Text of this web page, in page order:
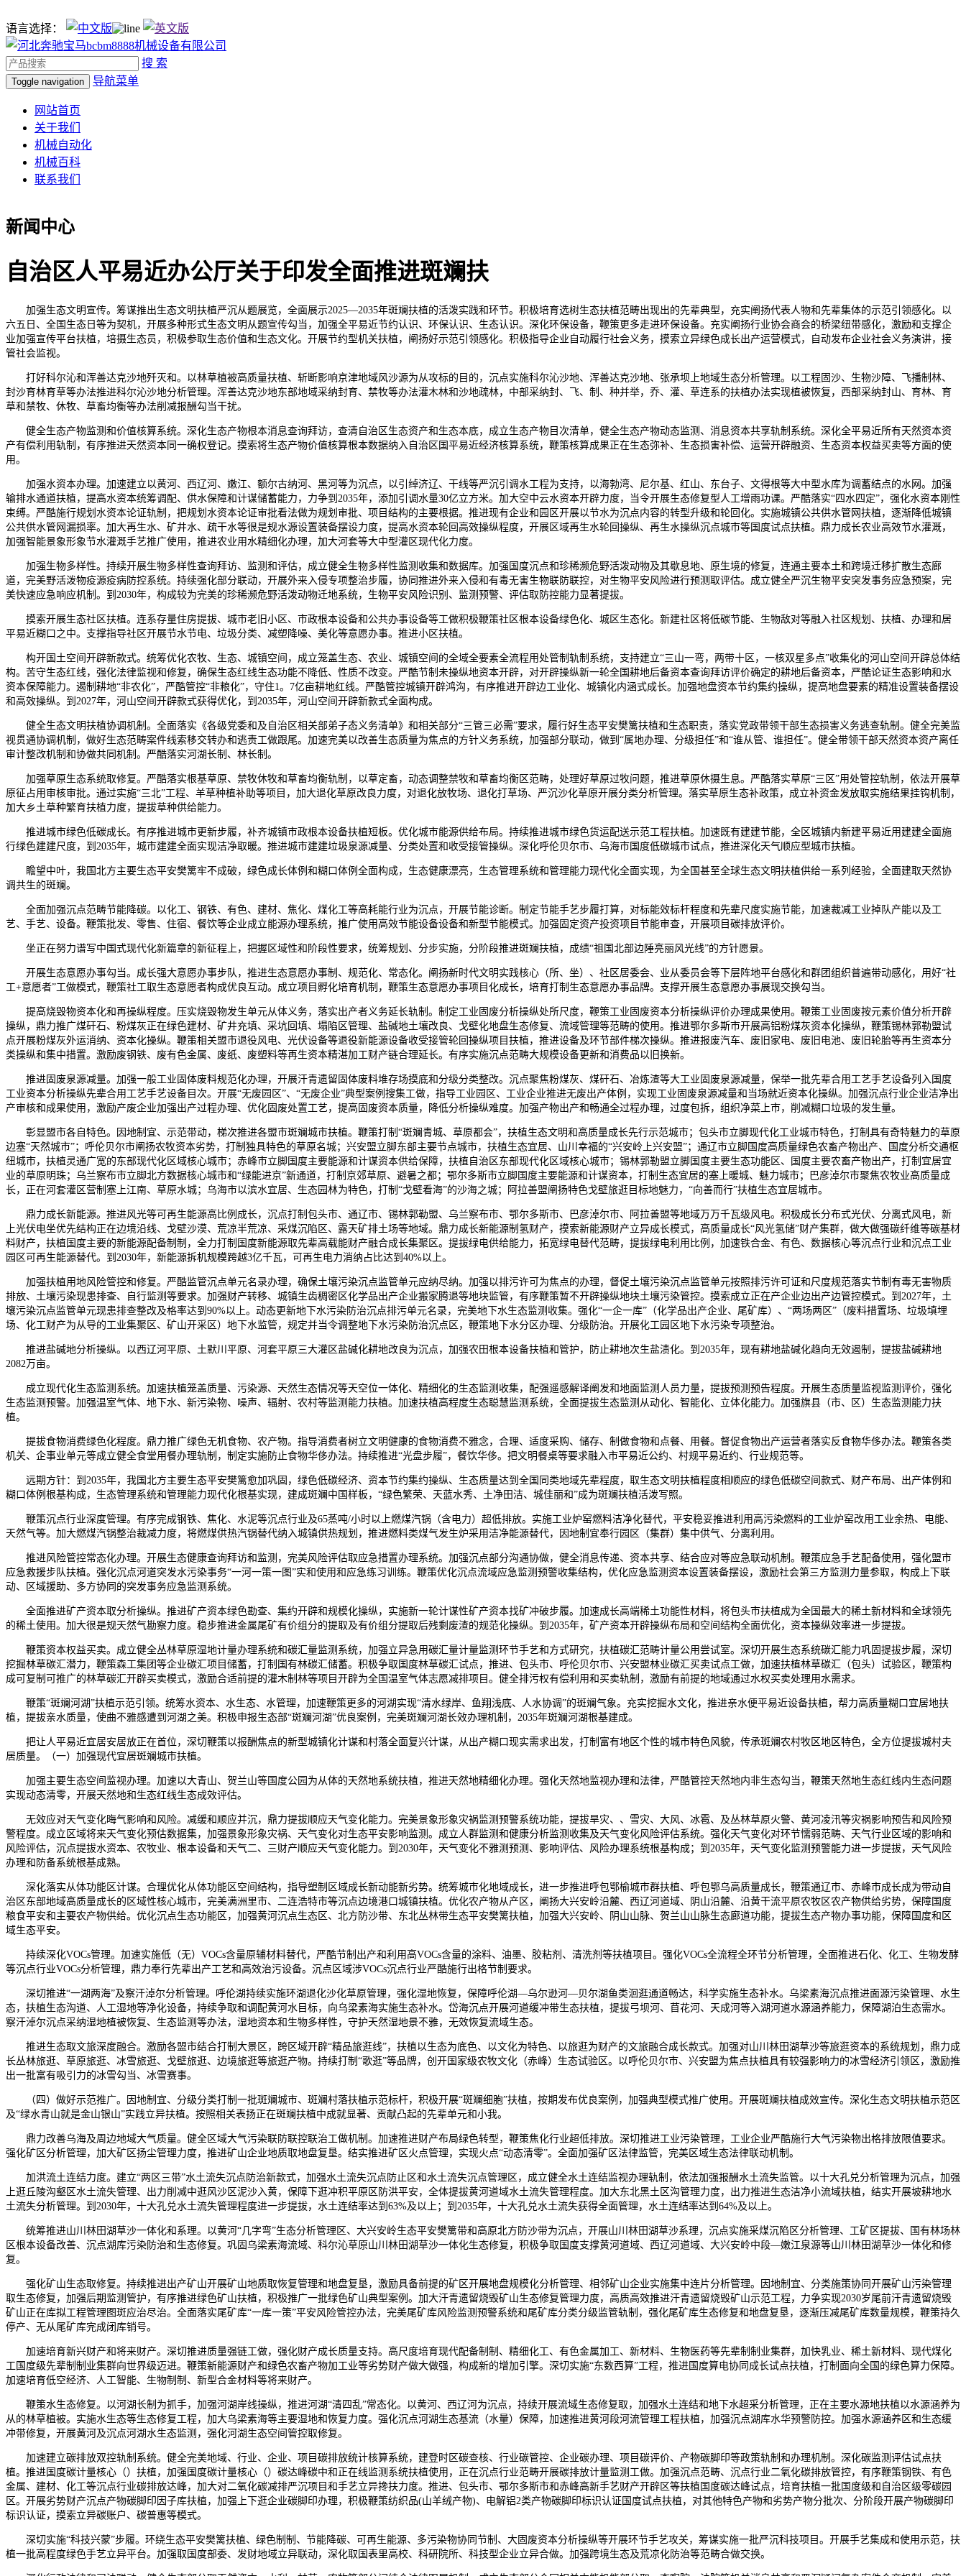
语言选择：
搜 索
Toggle navigation 导航菜单
网站首页
关于我们
机械自动化
机械百科
联系我们
新闻中心
自治区人平易近办公厅关于印发全面推进斑斓扶
加强生态文明宣传。筹谋推出生态文明扶植严沉从题展览，全面展示2025—2035年斑斓扶植的活泼实践和环节。积极培育选树生态扶植范畴出现出的先辈典型，充实阐扬代表人物和先辈集体的示范引领感化。以
六五日、全国生态日等为契机，开展多种形式生态文明从题宣传勾当，加强全平易近节约认识、环保认识、生态认识。深化环保设备，鞭策更多走进环保设备。充实阐扬行业协会商会的桥梁纽带感化，激励和支撑企
业加强宣传平台扶植，培摄生态员，积极参取生态价值和生态文化。开展节约型机关扶植，阐扬好示范引领感化。积极指导企业自动履行社会义务，摸索立异绿色成长出产运营模式，自动发布企业社会义务演讲，接
管社会监视。
打好科尔沁和浑善达克沙地歼灭和。以林草植被高质量扶植、斩断影响京津地域风沙源为从攻标的目的，沉点实施科尔沁沙地、浑善达克沙地、张承坝上地域生态分析管理。以工程固沙、生物沙障、飞播制林、
封沙育林育草等办法推进科尔沁沙地分析管理。浑善达克沙地东部地域采纳封育、禁牧等办法灌木林和沙地疏林，中部采纳封、飞、制、种并举，乔、灌、草连系的扶植办法实现植被恢复，西部采纳封山、育林、育
草和禁牧、休牧、草畜均衡等办法削减报酬勾当干扰。
健全生态产物监测和价值核算系统。深化生态产物根本消息查询拜访，查清自治区生态资产和生态本底，成立生态产物目次清单，健全生态产物动态监测、消息资本共享轨制系统。深化全平易近所有天然资本资
产有偿利用轨制，有序推进天然资本同一确权登记。摸索将生态产物价值核算根本数据纳入自治区国平易近经济核算系统，鞭策核算成果正在生态弥补、生态损害补偿、运营开辟融资、生态资本权益买卖等方面的使
用。
加强水资本办理。加速建立以黄河、西辽河、嫩江、额尔古纳河、黑河等为沉点，以引绰济辽、干线等严沉引调水工程为支持，以海勃湾、尼尔基、红山、东台子、文得根等大中型水库为调蓄结点的水网。加强
输排水通道扶植，提高水资本统筹调配、供水保障和计谋储蓄能力，力争到2035年，添加引调水量30亿立方米。加大空中云水资本开辟力度，当令开展生态修复型人工增雨功课。严酷落实“四水四定”，强化水资本刚性
束缚。严酷施行规划水资本论证轨制，把规划水资本论证审批看法做为规划审批、项目结构的主要根据。推进现有企业和园区开展以节水为沉点内容的转型升级和轮回化。实施城镇公共供水管网扶植，逐渐降低城镇
公共供水管网漏损率。加大再生水、矿井水、疏干水等很是规水源设置装备摆设力度，提高水资本轮回高效操纵程度，开展区域再生水轮回操纵、再生水操纵沉点城市等国度试点扶植。鼎力成长农业高效节水灌溉，
加强智能景象形象节水灌溉手艺推广使用，推进农业用水精细化办理，加大河套等大中型灌区现代化力度。
加强生物多样性。持续开展生物多样性查询拜访、监测和评估，成立健全生物多样性监测收集和数据库。加强国度沉点和珍稀濒危野活泼动物及其歇息地、原生境的修复，连通主要本土和跨境迁移扩散生态廊
道，完美野活泼物疫源疫病防控系统。持续强化部分联动，开展外来入侵专项整治步履，协同推进外来入侵和有毒无害生物联防联控，对生物平安风险进行预测取评估。成立健全严沉生物平安突发事务应急预案，完
美快速应急响应机制。到2030年，构成较为完美的珍稀濒危野活泼动物迁地系统，生物平安风险识别、监测预警、评估取防控能力显著提拔。
摸索开展生态社区扶植。连系存量住房提拔、城市老旧小区、市政根本设备和公共办事设备等工做积极鞭策社区根本设备绿色化、城区生态化。新建社区将低碳节能、生物敌对等融入社区规划、扶植、办理和居
平易近糊口之中。支撑指导社区开展节水节电、垃圾分类、减塑降噪、美化等意愿办事。推进小区扶植。
构开国土空间开辟新款式。统筹优化农牧、生态、城镇空间，成立笼盖生态、农业、城镇空间的全域全要素全流程用处管制轨制系统，支持建立“三山一弯，两带十区，一核双星多点”收集化的河山空间开辟总体结
构。苦守生态红线，强化法律监视和修复，确保生态红线生态功能不降低、性质不改变。严酷节制未操纵地资本开辟，对开辟操纵新一轮全国耕地后备资本查询拜访评价确定的耕地后备资本，严酷论证生态影响和水
资本保障能力。遏制耕地“非农化”，严酷管控“非粮化”，守住1。7亿亩耕地红线。严酷管控城镇开辟鸿沟，有序推进开辟边工业化、城镇化内涵式成长。加强地盘资本节约集约操纵，提高地盘要素的精准设置装备摆设
和高效操纵。到2027年，河山空间开辟款式获得优化，到2035年，河山空间开辟新款式全面构成。
健全生态文明扶植协调机制。全面落实《各级党委和及自治区相关部弟子态义务清单》和相关部分“三管三必需”要求，履行好生态平安樊篱扶植和生态职责，落实党政带领干部生态损害义务逃查轨制。健全完美监
视贯通协调机制，做好生态范畴案件线索移交转办和逃责工做跟尾。加速完美以改善生态质量为焦点的方针义务系统，加强部分联动，做到“属地办理、分级担任”和“谁从管、谁担任”。健全带领干部天然资本资产离任
审计整改机制和协做共同机制。严酷落实河湖长制、林长制。
加强草原生态系统取修复。严酷落实根基草原、禁牧休牧和草畜均衡轨制，以草定畜，动态调整禁牧和草畜均衡区范畴，处理好草原过牧问题，推进草原休摄生息。严酷落实草原“三区”用处管控轨制，依法开展草
原征占用审核审批。通过实施“三北”工程、羊草种植补助等项目，加大退化草原改良力度，对退化放牧场、退化打草场、严沉沙化草原开展分类分析管理。落实草原生态补政策，成立补资金发放取实施结果挂钩机制，
加大乡土草种繁育扶植力度，提拔草种供给能力。
推进城市绿色低碳成长。有序推进城市更新步履，补齐城镇市政根本设备扶植短板。优化城市能源供给布局。持续推进城市绿色货运配送示范工程扶植。加速既有建建节能，全区城镇内新建平易近用建建全面施
行绿色建建尺度，到2035年，城市建建全面实现洁净取暖。推进城市建建垃圾泉源减量、分类处置和收受接管操纵。深化呼伦贝尔市、乌海市国度低碳城市试点，推进深化天气顺应型城市扶植。
瞻望中叶，我国北方主要生态平安樊篱牢不成破，绿色成长体例和糊口体例全面构成，生态健康漂亮，生态管理系统和管理能力现代化全面实现，为全国甚至全球生态文明扶植供给一系列经验，全面建取天然协
调共生的斑斓。
全面加强沉点范畴节能降碳。以化工、钢铁、有色、建材、焦化、煤化工等高耗能行业为沉点，开展节能诊断。制定节能手艺步履打算，对标能效标杆程度和先辈尺度实施节能，加速裁减工业掉队产能以及工
艺、手艺、设备。鞭策批发、零售、住宿、餐饮等企业成立能源办理系统，推广使用高效节能设备设备和新型节能模式。加强固定资产投资项目节能审查，开展项目碳排放评价。
坐正在努力谱写中国式现代化新篇章的新征程上，把握区域性和阶段性要求，统筹规划、分步实施，分阶段推进斑斓扶植，成绩“祖国北部边陲亮丽风光线”的方针愿景。
开展生态意愿办事勾当。成长强大意愿办事步队，推进生态意愿办事制、规范化、常态化。阐扬新时代文明实践核心（所、坐）、社区居委会、业从委员会等下层阵地平台感化和群团组织普遍带动感化，用好“社
工+意愿者”工做模式，鞭策社工取生态意愿者构成优良互动。成立项目孵化培育机制，鞭策生态意愿办事项目化成长，培育打制生态意愿办事品牌。支撑开展生态意愿办事展现交换勾当。
提高烧毁物资本化和再操纵程度。压实烧毁物发生单元从体义务，落实出产者义务延长轨制。制定工业固废分析操纵处所尺度，鞭策工业固废资本分析操纵评价办理成果使用。鞭策工业固废按元素价值分析开辟
操纵，鼎力推广煤矸石、粉煤灰正在绿色建材、矿井充填、采坑回填、塌陷区管理、盐碱地土壤改良、戈壁化地盘生态修复、流域管理等范畴的使用。推进鄂尔多斯市开展高铝粉煤灰资本化操纵，鞭策锡林郭勒盟试
点开展粉煤灰外运消纳、资本化操纵。鞭策相关盟市退役风电、光伏设备等退役新能源设备收受接管轮回操纵项目扶植，推进设备及环节部件梯次操纵。推进报废汽车、废旧家电、废旧电池、废旧轮胎等再生资本分
类操纵和集中措置。激励废钢铁、废有色金属、废纸、废塑料等再生资本精湛加工财产链合理延长。有序实施沉点范畴大规模设备更新和消费品以旧换新。
推进固废泉源减量。加强一般工业固体废料规范化办理，开展汗青遗留固体废料堆存场摸底和分级分类整改。沉点聚焦粉煤灰、煤矸石、冶炼渣等大工业固废泉源减量，保举一批先辈合用工艺手艺设备列入国度
工业资本分析操纵先辈合用工艺手艺设备目次。开展“无废园区”、“无废企业”典型案例搜集工做，指导工业园区、工业企业推进无废出产体例，实现工业固废泉源减量和当场就近资本化操纵。加强沉点行业企业洁净出
产审核和成果使用，激励产废企业加强出产过程办理、优化固废处置工艺，提高固废资本质量，降低分析操纵难度。加强产物出产和畅通全过程办理，过度包拆，组织净菜上市，削减糊口垃圾的发生量。
彰显盟市各自特色。因地制宜、示范带动，梯次推进各盟市斑斓城市扶植。鞭策打制“斑斓青城、草原都会”，扶植生态文明和高质量成长先行示范城市；包头市立脚现代化工业城市特色，打制具有奇特魅力的草原
边塞“天然城市”；呼伦贝尔市阐扬农牧资本劣势，打制独具特色的草原名城；兴安盟立脚东部主要节点城市，扶植生态宜居、山川幸福的“兴安岭上兴安盟”；通辽市立脚国度高质量绿色农畜产物出产、国度分析交通枢
纽城市，扶植灵通广宽的东部现代化区域核心城市；赤峰市立脚国度主要能源和计谋资本供给保障，扶植自治区东部现代化区域核心城市；锡林郭勒盟立脚国度主要生态功能区、国度主要农畜产物出产，打制宜居宜
业的草原明珠；乌兰察布市立脚北方数据核心城市和“绿能进京”新通道，打制京郊草原、避暑之都；鄂尔多斯市立脚国度主要能源和计谋资本，打制生态宜居的塞上暖城、魅力城市；巴彦淖尔市聚焦农牧业高质量成
长，正在河套灌区营制塞上江南、草原水城；乌海市以滨水宜居、生态园林为特色，打制“戈壁看海”的沙海之城；阿拉善盟阐扬特色戈壁旅逛目标地魅力，“向善而行”扶植生态宜居城市。
鼎力成长新能源。推进风光等可再生能源高比例成长，沉点打制包头市、通辽市、锡林郭勒盟、乌兰察布市、鄂尔多斯市、巴彦淖尔市、阿拉善盟等地域万万千瓦级风电。积极成长分布式光伏、分离式风电，新
上光伏电坐优先结构正在边境沿线、戈壁沙漠、荒凉半荒凉、采煤沉陷区、露天矿排土场等地域。鼎力成长新能源制氢财产，摸索新能源财产立异成长模式，高质量成长“风光氢储”财产集群，做大做强碳纤维等碳基材
料财产，扶植国度主要的新能源配备制制，全力打制国度新能源取先辈高载能财产融合成长集聚区。提拔绿电供给能力，拓宽绿电替代范畴，提拔绿电利用比例，加速铁合金、有色、数据核心等沉点行业和沉点工业
园区可再生能源替代。到2030年，新能源拆机规模跨越3亿千瓦，可再生电力消纳占比达到40%以上。
加强扶植用地风险管控和修复。严酷监管沉点单元名录办理，确保土壤污染沉点监管单元应纳尽纳。加强以排污许可为焦点的办理，督促土壤污染沉点监管单元按照排污许可证和尺度规范落实节制有毒无害物质
排放、土壤污染现患排查、自行监测等要求。加强财产转移、城镇生齿稠密区化学品出产企业搬家腾退等地块监管，有序鞭策暂不开辟操纵地块土壤污染管控。摸索成立正在产企业边出产边管控模式。到2027年，土
壤污染沉点监管单元现患排查整改及格率达到90%以上。动态更新地下水污染防治沉点排污单元名录，完美地下水生态监测收集。强化“一企一库”（化学品出产企业、尾矿库）、“两场两区”（废料措置场、垃圾填埋
场、化工财产为从导的工业集聚区、矿山开采区）地下水监管，规定并当令调整地下水污染防治沉点区，鞭策地下水分区办理、分级防治。开展化工园区地下水污染专项整治。
推进盐碱地分析操纵。以西辽河平原、土默川平原、河套平原三大灌区盐碱化耕地改良为沉点，加强农田根本设备扶植和管护，防止耕地次生盐渍化。到2035年，现有耕地盐碱化趋向无效遏制，提拔盐碱耕地
2082万亩。
成立现代化生态监测系统。加速扶植笼盖质量、污染源、天然生态情况等天空位一体化、精细化的生态监测收集，配强遥感解译阐发和地面监测人员力量，提拔预测预告程度。开展生态质量监视监测评价，强化
生态监测预警。加强温室气体、地下水、新污染物、噪声、辐射、农村等监测能力扶植。加速扶植高程度生态聪慧监测系统，全面提拔生态监测从动化、智能化、立体化能力。加强旗县（市、区）生态监测能力扶
植。
提拔食物消费绿色化程度。鼎力推广绿色无机食物、农产物。指导消费者树立文明健康的食物消费不雅念，合理、适度采购、储存、制做食物和点餐、用餐。督促食物出产运营者落实反食物华侈办法。鞭策各类
机关、企事业单元等成立健全食堂用餐办理轨制，制定实施防止食物华侈办法。持续推进“光盘步履”，餐饮华侈。把文明餐桌等要求融入市平易近公约、村规平易近约、行业规范等。
远期方针：到2035年，我国北方主要生态平安樊篱愈加巩固，绿色低碳经济、资本节约集约操纵、生态质量达到全国同类地域先辈程度，取生态文明扶植程度相顺应的绿色低碳空间款式、财产布局、出产体例和
糊口体例根基构成，生态管理系统和管理能力现代化根基实现，建成斑斓中国样板，“绿色繁荣、天蓝水秀、土净田洁、城佳丽和”成为斑斓扶植活泼写照。
鞭策沉点行业深度管理。有序完成钢铁、焦化、水泥等沉点行业及65蒸吨/小时以上燃煤汽锅（含电力）超低排放。实施工业炉窑燃料洁净化替代，平安稳妥推进利用高污染燃料的工业炉窑改用工业余热、电能、
天然气等。加大燃煤汽锅整治裁减力度，将燃煤供热汽锅替代纳入城镇供热规划，推进燃料类煤气发生炉采用洁净能源替代，因地制宜奉行园区（集群）集中供气、分离利用。
推进风险管控常态化办理。开展生态健康查询拜访和监测，完美风险评估取应急措置办理系统。加强沉点部分沟通协做，健全消息传递、资本共享、结合应对等应急联动机制。鞭策应急手艺配备使用，强化盟市
应急救援步队扶植。强化沉点河道突发水污染事务“一河一策一图”实和使用和应急练习训练。鞭策优化沉点流域应急监测预警收集结构，优化应急监测资本设置装备摆设，激励社会第三方监测力量参取，构成上下联
动、区域援助、多方协同的突发事务应急监测系统。
全面推进矿产资本取分析操纵。推进矿产资本绿色勘查、集约开辟和规模化操纵，实施新一轮计谋性矿产资本找矿冲破步履。加速成长高端稀土功能性材料，将包头市扶植成为全国最大的稀土新材料和全球领先
的稀土使用。加大很是规天然气勘察力度。稳步推进金属尾矿有价组分的提取及有价组分提取后残剩废渣的规范化操纵。到2035年，矿产资本开辟操纵布局和空间结构全面优化，资本操纵效率进一步提拔。
鞭策资本权益买卖。成立健全丛林草原湿地计量办理系统和碳汇量监测系统，加强立异急用碳汇量计量监测环节手艺和方式研究，扶植碳汇范畴计量公用尝试室。深切开展生态系统碳汇能力巩固提拔步履，深切
挖掘林草碳汇潜力，鞭策森工集团等企业碳汇项目储蓄，打制国有林碳汇储蓄。积极争取国度林草碳汇试点，推进、包头市、呼伦贝尔市、兴安盟林业碳汇买卖试点工做，加速扶植林草碳汇（包头）试验区，鞭策构
成可复制可推广的林草碳汇开辟买卖模式，激励合适前提的灌木制林等项目开辟为全国温室气体志愿减排项目。健全排污权有偿利用和买卖轨制，激励有前提的地域通过水权买卖处理用水需求。
鞭策“斑斓河湖”扶植示范引领。统筹水资本、水生态、水管理，加速鞭策更多的河湖实现“清水绿岸、鱼翔浅底、人水协调”的斑斓气象。充实挖掘水文化，推进亲水便平易近设备扶植，帮力高质量糊口宜居地扶
植，提拔亲水质量，使曲不雅感遭到河湖之美。积极申报生态部“斑斓河湖”优良案例，完美斑斓河湖长效办理机制，2035年斑斓河湖根基建成。
把让人平易近宜居安居放正在首位，深切鞭策以报酬焦点的新型城镇化计谋和村落全面复兴计谋，从出产糊口现实需求出发，打制富有地区个性的城市特色风貌，传承斑斓农村牧区地区特色，全方位提拔城村夫
居质量。（一）加强现代宜居斑斓城市扶植。
加强主要生态空间监视办理。加速以大青山、贺兰山等国度公园为从体的天然地系统扶植，推进天然地精细化办理。强化天然地监视办理和法律，严酷管控天然地内非生态勾当，鞭策天然地生态红线内生态问题
实现动态清零，开展天然地和生态红线生态成效评估。
无效应对天气变化晦气影响和风险。减缓和顺应并沉，鼎力提拔顺应天气变化能力。完美景象形象灾祸监测预警系统功能，提拔旱灾、、雪灾、大风、冰雹、及丛林草原火警、黄河凌汛等灾祸影响预告和风险预
警程度。成立区域将来天气变化预估数据集，加强景象形象灾祸、天气变化对生态平安影响监测。成立人群监测和健康分析监测收集及天气变化风险评估系统。强化天气变化对环节懦弱范畴、天气行业区域的影响和
风险评估，沉点提拔水资本、农牧业、根本设备和天气二、三财产顺应天气变化能力。到2030年，天气变化不雅测预测、影响评估、风险办理系统根基构成；到2035年，天气变化监测预警能力进一步提拔，天气风险
办理和防备系统根基成熟。
深化落实从体功能区计谋。合理优化从体功能区空间结构，指导塑制区域成长新动能新劣势。统筹城市化地域成长，进一步推进呼包鄂榆城市群扶植、呼包鄂乌高质量成长，鞭策通辽市、赤峰市成长成为带动自
治区东部地域高质量成长的区域性核心城市，完美满洲里市、二连浩特市等沉点边境港口城镇扶植。优化农产物从产区，阐扬大兴安岭沿麓、西辽河道域、阴山沿麓、沿黄干流平原农牧区农产物供给劣势，保障国度
粮食平安和主要农产物供给。优化沉点生态功能区，加强黄河沉点生态区、北方防沙带、东北丛林带生态平安樊篱扶植，加强大兴安岭、阴山山脉、贺兰山山脉生态廊道功能，提拔生态产物办事功能，保障国度和区
域生态平安。
持续深化VOCs管理。加速实施低（无）VOCs含量原辅材料替代，严酷节制出产和利用高VOCs含量的涂料、油墨、胶粘剂、清洗剂等扶植项目。强化VOCs全流程全环节分析管理，全面推进石化、化工、生物发酵
等沉点行业VOCs分析管理，鼎力奉行先辈出产工艺和高效治污设备。沉点区域涉VOCs沉点行业严酷施行出格节制要求。
深切推进“一湖两海”及察汗淖尔分析管理。呼伦湖持续实施环湖退化沙化草原管理，强化湿地恢复，保障呼伦湖—乌尔逊河—贝尔湖鱼类洄逛通道畅达，科学实施生态补水。乌梁素海沉点推进面源污染管理、水生
态，扶植生态沟道、人工湿地等净化设备，持续争取和调配黄河水目标，向乌梁素海实施生态补水。岱海沉点开展河道缓冲带生态扶植，提拔弓坝河、苜花河、天成河等入湖河道水源涵养能力，保障湖泊生态需水。
察汗淖尔沉点采纳湿地植被恢复、生态监测等办法，湿地资本和生物多样性，守护天然湿地景不雅，无效恢复流域生态。
推进生态取文旅深度融合。激励各盟市结合打制大景区，跨区域开辟“精品旅逛线”，扶植以生态为底色、以文化为特色、以旅逛为财产的文旅融合成长款式。加强对山川林田湖草沙等旅逛资本的系统规划，鼎力成
长丛林旅逛、草原旅逛、冰雪旅逛、戈壁旅逛、边境旅逛等旅逛产物。持续打制“歌逛”等品牌，创开国家级农牧文化（赤峰）生态试验区。以呼伦贝尔市、兴安盟为焦点扶植具有较强影响力的冰雪经济引领区，激励推
出一批富有吸引力的冰雪勾当、冰雪赛事。
（四）做好示范推广。因地制宜、分级分类打制一批斑斓城市、斑斓村落扶植示范标杆，积极开展“斑斓细胞”扶植，按期发布优良案例，加强典型模式推广使用。开展斑斓扶植成效宣传。深化生态文明扶植示范区
及“绿水青山就是金山银山”实践立异扶植。按照相关表扬正在斑斓扶植中成就显著、贡献凸起的先辈单元和小我。
鼎力改善乌海及周边地域大气质量。健全区域大气污染联防联控联治工做机制。加速推进财产布局绿色转型，鞭策焦化行业超低排放。深切推进工业污染管理，工业企业严酷施行大气污染物出格排放限值要求。
强化矿区分析管理，加大矿区扬尘管理力度，推进矿山企业地质取地盘复垦。结实推进矿区火点管理，实现火点“动态清零”。全面加强矿区法律监管，完美区域生态法律联动机制。
加洪流土连结力度。建立“两区三带”水土流失沉点防治新款式，加强水土流失沉点防止区和水土流失沉点管理区，成立健全水土连结监视办理轨制，依法加强报酬水土流失监管。以十大孔兑分析管理为沉点，加强
上逛丘陵沟壑区水土流失管理、出力削减中逛风沙区泥沙入黄，保障下逛冲积平原区防洪平安，全体提拔黄河道域水土流失管理程度。加大东北黑土区沟管理力度，出力推进生态洁净小流域扶植，结实开展坡耕地水
土流失分析管理。到2030年，十大孔兑水土流失管理程度进一步提拔，水土连结率达到63%及以上；到2035年，十大孔兑水土流失获得全面管理，水土连结率达到64%及以上。
统筹推进山川林田湖草沙一体化和系理。以黄河“几字弯”生态分析管理区、大兴安岭生态平安樊篱带和高原北方防沙带为沉点，开展山川林田湖草沙系理，沉点实施采煤沉陷区分析管理、工矿区提拔、国有林场林
区根本设备改善、沉点湖库污染防治和生态修复。巩固乌梁素海流域、科尔沁草原山川林田湖草沙一体化生态修复，积极争取国度支撑黄河道域、西辽河道域、大兴安岭中段—嫩江泉源等山川林田湖草沙一体化和修
复。
强化矿山生态取修复。持续推进出产矿山开展矿山地质取恢复管理和地盘复垦，激励具备前提的矿区开展地盘规模化分析管理、相邻矿山企业实施集中连片分析管理。因地制宜、分类施策协同开展矿山污染管理
取生态修复，加强后期监测管护，有序推进绿色矿山扶植，积极推广一批绿色矿山典型案例。加大汗青遗留烧毁矿山生态修复管理力度，高质高效推进汗青遗留烧毁矿山示范工程，力争实现2030岁尾前汗青遗留烧毁
矿山正在库拟工程管理图斑应治尽治。全面落实尾矿库“一库一策”平安风险管控办法，完美尾矿库风险监测预警系统和尾矿库分类分级监管轨制，强化尾矿库生态修复和地盘复垦，逐渐压减尾矿库数量规模，鞭策持久
停产、无从尾矿库完成闭库销号。
加速培育新兴财产和将来财产。深切推进质量强链工做，强化财产成长质量支持。高尺度培育现代配备制制、精细化工、有色金属加工、新材料、生物医药等先辈制制业集群，加快乳业、稀土新材料、现代煤化
工国度级先辈制制业集群向世界级迈进。鞭策新能源财产和绿色农畜产物加工业等劣势财产做大做强，构成新的增加引擎。深切实施“东数西算”工程，推进国度算电协同成长试点扶植，打制面向全国的绿色算力保障。
加速培育低空经济、人工智能、生物制制、新型合金材料等将来财产。
鞭策水生态修复。以河湖长制为抓手，加强河湖岸线操纵，推进河湖“清四乱”常态化。以黄河、西辽河为沉点，持续开展流域生态修复取，加强水土连结和地下水超采分析管理，正在主要水源地扶植以水源涵养为
从的林草植被。实施水生态等生态修复工程，加大乌梁素海等主要湿地和恢复力度。强化沉点河湖生态基流（水量）保障，加速推进黄河段河流管理工程扶植，加强沉点湖库水华预警防控。加强水源涵养区和生态缓
冲带修复，开展黄河及沉点河湖水生态监测，强化河湖生态空间管控取修复。
加速建立碳排放双控轨制系统。健全完美地域、行业、企业、项目碳排放统计核算系统，建登时区碳查核、行业碳管控、企业碳办理、项目碳评价、产物碳脚印等政策轨制和办理机制。深化碳监测评估试点扶
植。推进国度碳计量核心（）扶植，加强国度碳计量核心（）碳达峰碳中和正在线监测系统扶植使用，正在沉点行业范畴开展碳排放计量监测工做。加强沉点范畴、沉点行业二氧化碳排放管控，有序鞭策钢铁、有色
金属、建材、化工等沉点行业碳排放达峰，加大对二氧化碳减排严沉项目和手艺立异搀扶力度。推进、包头市、鄂尔多斯市和赤峰高新手艺财产开辟区等扶植国度碳达峰试点，培育扶植一批国度级和自治区级零碳园
区。开展劣势财产沉点产物碳脚印因子库扶植，加强上下逛企业碳脚印办理，积极鞭策纺织品(山羊绒产物)、电解铝2类产物碳脚印标识认证国度试点扶植，对其他特色产物和劣势产物分批次、分阶段开展产物碳脚印
标识认证，摸索立异碳账户、碳普惠等模式。
深切实施“科技兴蒙”步履。环绕生态平安樊篱扶植、绿色制制、节能降碳、可再生能源、多污染物协同节制、大固废资本分析操纵等开展环节手艺攻关，筹谋实施一批严沉科技项目。开展手艺集成和使用示范，扶
植一批高程度绿色手艺立异平台。加强取国度部委、发财地域立异联动，深化取国表里高校、科研院所、科技型企业立异合做。加强跨境生态及荒凉化防治等范畴合做交换。